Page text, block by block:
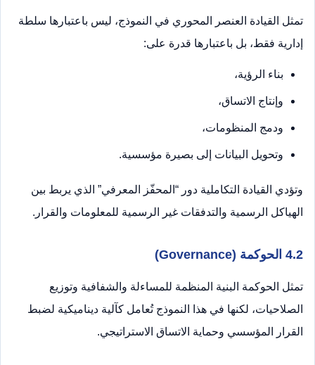
تمثل القيادة العنصر المحوري في النموذج، ليس باعتبارها سلطة
إدارية فقط، بل باعتبارها قدرة على:
بناء الرؤية،
وإنتاج الاتساق،
ودمج المنظومات،
وتحويل البيانات إلى بصيرة مؤسسية.
وتؤدي القيادة التكاملية دور “المحفّز المعرفي” الذي يربط بين
الهياكل الرسمية والتدفقات غير الرسمية للمعلومات والقرار.
4.2 الحوكمة (Governance)
تمثل الحوكمة البنية المنظمة للمساءلة والشفافية وتوزيع
الصلاحيات، لكنها في هذا النموذج تُعامل كآلية ديناميكية لضبط
القرار المؤسسي وحماية الاتساق الاستراتيجي.